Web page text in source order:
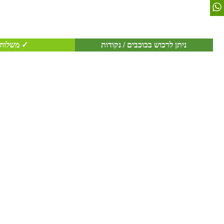
ניתן לרכוש בכוכבים / נקודות ✓